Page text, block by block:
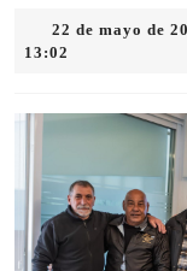
22 de mayo de
13:02